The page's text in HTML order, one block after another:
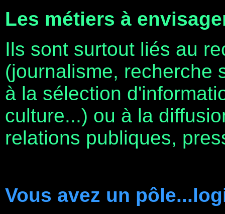
Les métiers à
Ils sont surtout liés au
(journalisme, recherche
à la sélection
culture...) ou à la
relations publiques,
Vous avez un